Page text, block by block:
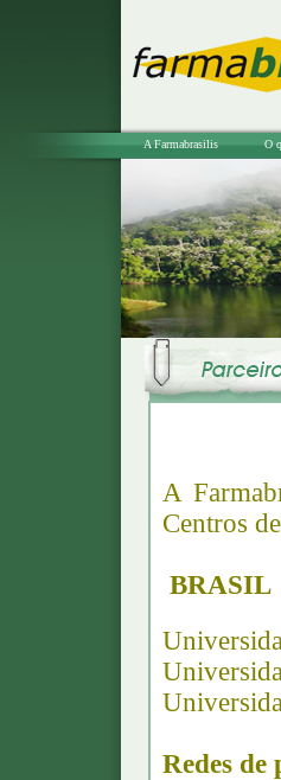
A Farmabrasilis O
A
Centros
BRASIL
Redes de